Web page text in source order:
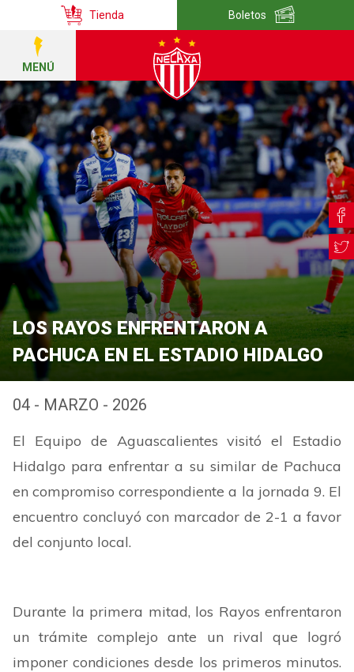
Tienda Boletos
MENÚ
LOS RAYOS ENFRENTARON A
PACHUCA EN EL ESTADIO HIDALGO
04 - MARZO - 2026
El Equipo de Aguascalientes visitó el Estadio
Hidalgo para enfrentar a su similar de Pachuca
en compromiso correspondiente a la jornada 9. El
encuentro concluyó con marcador de 2-1 a favor
del conjunto local.
Durante la primera mitad, los Rayos enfrentaron
un trámite complejo ante un rival que logró
imponer condiciones desde los primeros minutos.